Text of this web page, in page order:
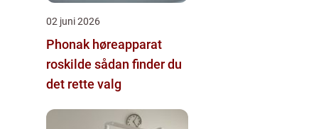
02 juni 2026
Phonak høreapparat
roskilde sådan finder du
det rette valg